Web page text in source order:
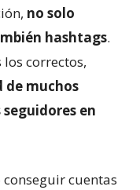
no solo
hashtags.
correctos,
de muchos
en
cuentas